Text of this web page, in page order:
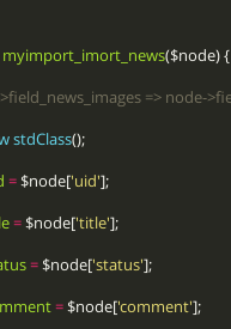
myimport_imort_news($node) {
stdClass ();
= $node['uid' ];
= $node['title' ];
= $node['status' ];
= $node['comment' ];